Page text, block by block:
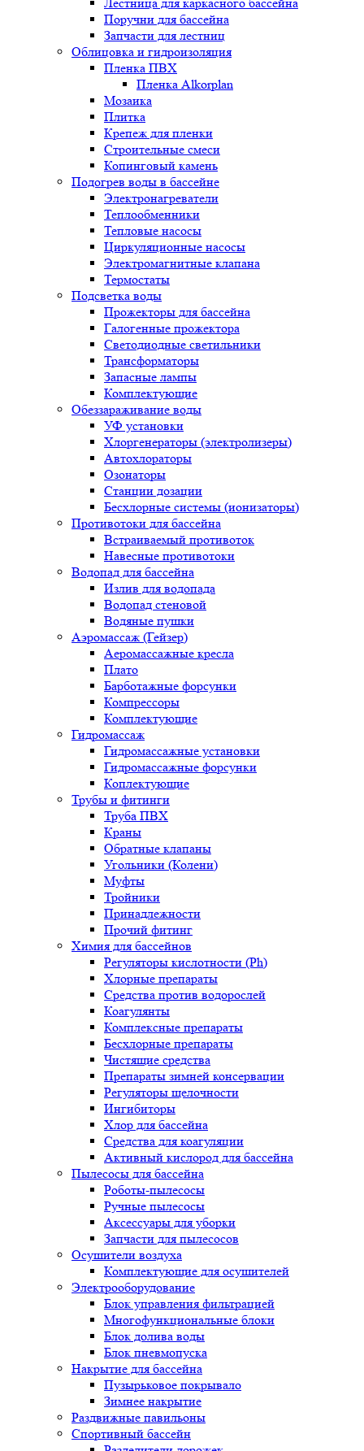
Поручни для бассейна
Запчасти для лестниц
Облицовка и гидроизоляция
Пленка ПВХ
Пленка Alkorplan
Мозаика
Плитка
Крепеж для пленки
Строительные смеси
Копинговый камень
Подогрев воды в бассейне
Электронагреватели
Теплообменники
Тепловые насосы
Циркуляционные насосы
Электромагнитные клапана
Термостаты
Подсветка воды
Прожекторы для бассейна
Галогенные прожектора
Светодиодные светильники
Трансформаторы
Запасные лампы
Комплектующие
Обеззараживание воды
УФ установки
Хлоргенераторы (электролизеры)
Автохлораторы
Озонаторы
Станции дозации
Бесхлорные системы (ионизаторы)
Противотоки для бассейна
Встраиваемый противоток
Навесные противотоки
Водопад для бассейна
Излив для водопада
Водопад стеновой
Водяные пушки
Аэромассаж (Гейзер)
Аеромассажные кресла
Плато
Барботажные форсунки
Компрессоры
Комплектующие
Гидромассаж
Гидромассажные установки
Гидромассажные форсунки
Коплектующие
Трубы и фитинги
Труба ПВХ
Краны
Обратные клапаны
Угольники (Колени)
Муфты
Тройники
Принадлежности
Прочий фитинг
Химия для бассейнов
Регуляторы кислотности (Ph)
Хлорные препараты
Средства против водорослей
Коагулянты
Комплексные препараты
Бесхлорные препараты
Чистящие средства
Препараты зимней консервации
Регуляторы щелочности
Ингибиторы
Хлор для бассейна
Средства для коагуляции
Активный кислород для бассейна
Пылесосы для бассейна
Роботы-пылесосы
Ручные пылесосы
Аксессуары для уборки
Запчасти для пылесосов
Осушители воздуха
Комплектующие для осушителей
Электрооборудование
Блок управления фильтрацией
Многофункциональные блоки
Блок долива воды
Блок пневмопуска
Накрытие для бассейна
Пузырьковое покрывало
Зимнее накрытие
Раздвижные павильоны
Спортивный бассейн